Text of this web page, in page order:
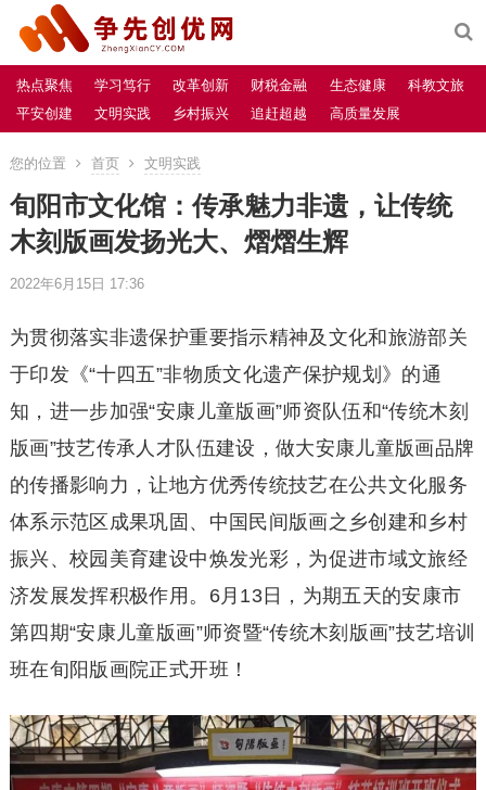
热点聚焦 学习笃行 改革创新 财税金融 生态健康
科教文旅
平安创建
文明实践 乡村振兴 追赶超越 高质量发展
您的位置 首页 文明实践
旬阳市文化馆：传承魅力非遗，让传统
木刻版画发扬光大、熠熠生辉
2022年6月15日 17:36
为贯彻落实非遗保护重要指示精神及文化和旅游部关
于印发《“十四五”非物质文化遗产保护规划》的通
知，进一步加强“安康儿童版画”师资队伍和“传统木刻
版画”技艺传承人才队伍建设，做大安康儿童版画品牌
的传播影响力，让地方优秀传统技艺在公共文化服务
体系示范区成果巩固、中国民间版画之乡创建和乡村
振兴、校园美育建设中焕发光彩，为促进市域文旅经
济发展发挥积极作用。6月13日，为期五天的安康市
第四期“安康儿童版画”师资暨“传统木刻版画”技艺培训
班在旬阳版画院正式开班！